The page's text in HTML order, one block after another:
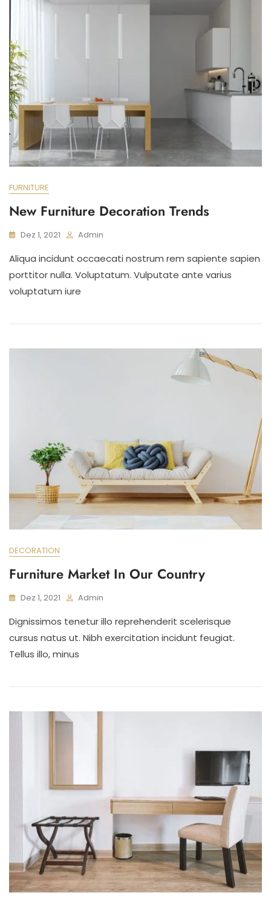
FURNITURE
New Furniture Decoration Trends
Dez 1, 2021 Admin
Aliqua incidunt occaecati nostrum rem sapiente sapien
porttitor nulla. Voluptatum. Vulputate ante varius
voluptatum iure
DECORATION
Furniture Market In Our Country
Dez 1, 2021 Admin
Dignissimos tenetur illo reprehenderit scelerisque
cursus natus ut. Nibh exercitation incidunt feugiat.
Tellus illo, minus